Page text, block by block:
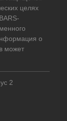
целях
о
может
2